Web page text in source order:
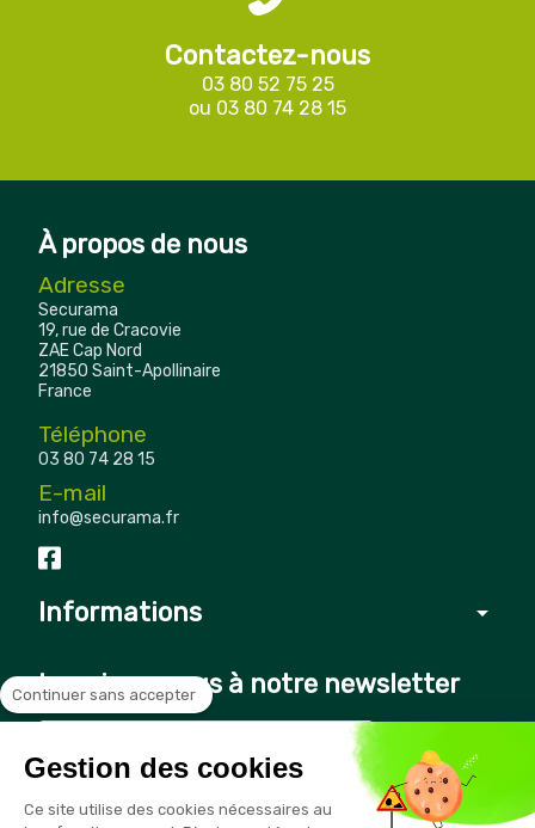
Contactez-nous
03 80 52 75 25
ou 03 80 74 28 15
À propos de nous
Adresse
Securama
19, rue de Cracovie
ZAE Cap Nord
21850 Saint-Apollinaire
France
Téléphone
03 80 74 28 15
E-mail
info@securama.fr
Informations arrow_drop_down
Inscrivez-vous à notre newsletter
Vous pouvez vous désinscrire à tout moment en cliquant sur le
lien présent dans nos emails
Continuer sans accepter
Gestion des cookies
Ce site utilise des cookies nécessaires au